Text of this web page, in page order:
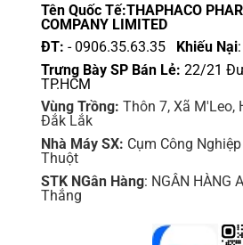
Tên Quốc Tế:THAPHACO
COMPANY LIMITED
ĐT: - 0906.35.63.35 Khiếu Nại
Trưng Bày SP Bán Lẻ: 22/21
TP.HCM
Vùng Trồng: Thôn 7, Xã M'Leo,
Đắk Lắk
Nhà Máy SX: Cụm Công
Thuột
STK NGân Hàng: NGÂN HÀNG
Thắng